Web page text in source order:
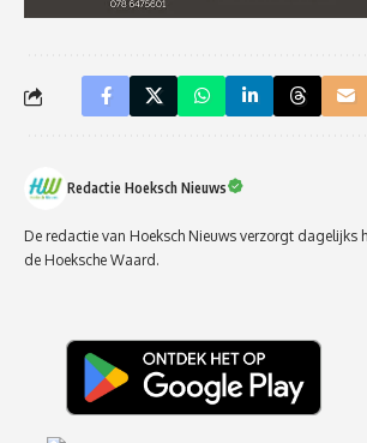
Redactie Hoeksch Nieuws
De redactie van Hoeksch Nieuws verzorgt dagelijks
de Hoeksche Waard.